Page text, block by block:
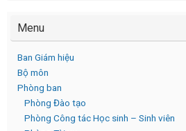
Menu
Ban Giám hiệu
Bộ môn
Phòng ban
Phòng Đào tạo
Phòng Công tác Học sinh – Sinh viên